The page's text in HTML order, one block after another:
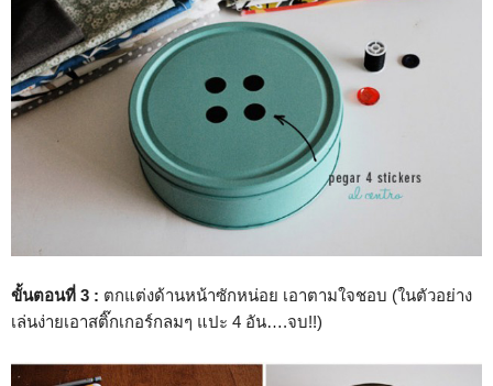
ขั้นตอนที่ 3 : ตกแต่งด้านหน้าซักหน่อย เอาตามใจชอบ (ในตัวอย่าง
เล่นง่ายเอาสติ๊กเกอร์กลมๆ แปะ 4 อัน….จบ!!)